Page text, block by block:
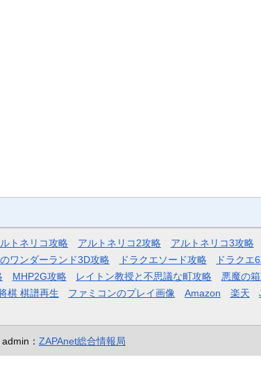
トネリコ攻略 アルトネリコ2攻略 アルトネリコ3攻略
ワンダーランド3D攻略 ドラクエソード攻略 ドラクエ
MHP2G攻略 レイトン教授と不思議な町攻略 悪魔の
棋 棋譜再生 ファミコンのプレイ画像 Amazon 楽天
： ZAPAnet総合情報局